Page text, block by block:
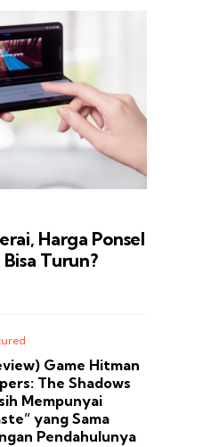
Harga Ponsel
Turun?
Game Hitman
The Shadows
Mempunyai
yang Sama
Pendahulunya